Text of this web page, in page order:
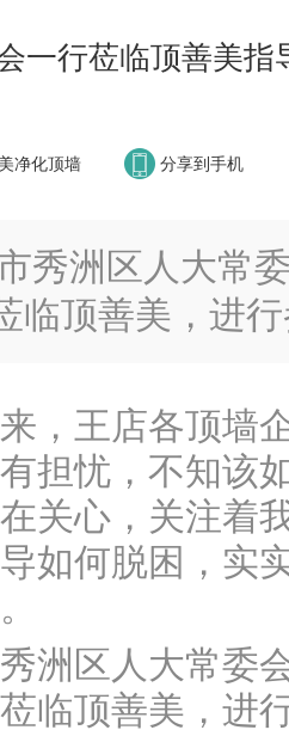
一行莅临顶善美指
净化顶墙 分享到手机
秀洲区人大常
临顶善美，进
，王店各顶墙
担忧，不知该
关心，关注着
如何脱困，实
洲区人大常
临顶善美，进